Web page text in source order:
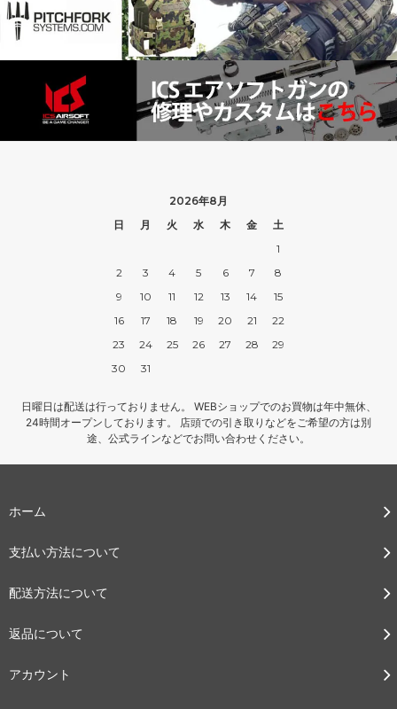
2026年8月
日
月 火 水 木 金
土
1
2
3 4 5 6 7
8
9
10 11 12 13 14
15
16
17 18 19 20 21
22
23
24 25 26 27 28
29
30
31
日曜日は配送は行っておりません。 WEBショップでのお買物は年中無休、
24時間オープンしております。 店頭での引き取りなどをご希望の方は別
途、公式ラインなどでお問い合わせください。
ホーム
支払い方法について
配送方法について
返品について
アカウント